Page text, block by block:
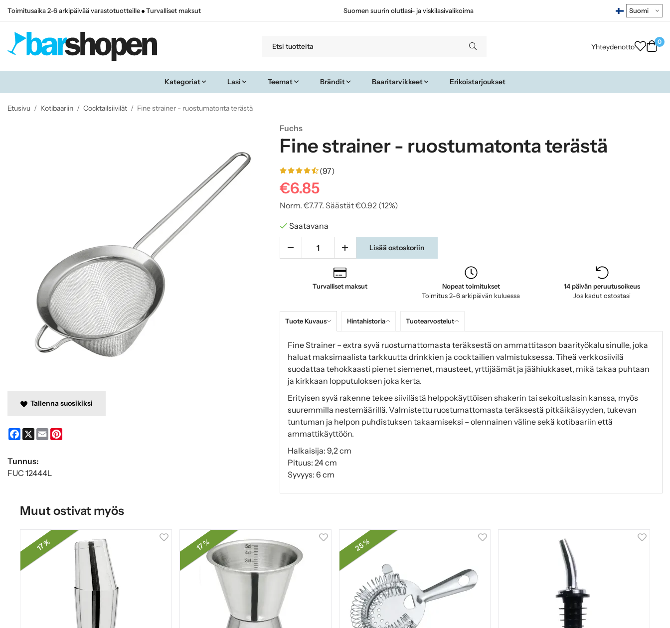
Toimitusaika 2-6 arkipäivää varastotuotteille Turvalliset maksut Suomen suurin olutlasi- ja viskilasivalikoima
Yhteydenotto
0
Kategoriat Lasi Teemat Brändit Baaritarvikkeet Erikoistarjoukset
Etusivu / Kotibaariin / Cocktailsiivilät / Fine strainer - ruostumatonta terästä
Fuchs
Fine strainer - ruostumatonta terästä
(97)
€6.85
Norm. €7.77. Säästät€0.92 (12%)
Saatavana
Lisää ostoskoriin
Turvalliset maksut
Nopeat toimitukset
Toimitus 2–6 arkipäivän kuluessa
14 päivän peruutusoikeus
Jos kadut ostostasi
Tuote Kuvaus Hintahistoria Tuotearvostelut
Fine Strainer – extra syvä ruostumattomasta teräksestä on ammattitason baarityökalu sinulle, joka
haluat maksimaalista tarkkuutta drinkkien ja cocktailien valmistuksessa. Tiheä verkkosiivilä
suodattaa tehokkaasti pienet siemenet, mausteet, yrttijäämät ja jäähiukkaset, mikä takaa puhtaan
ja kirkkaan lopputuloksen joka kerta.
Erityisen syvä rakenne tekee siivilästä helppokäyttöisen shakerin tai sekoituslasin kanssa, myös
suuremmilla nestemäärillä. Valmistettu ruostumattomasta teräksestä pitkäikäisyyden, tukevan
tuntuman ja helpon puhdistuksen takaamiseksi – olennainen väline sekä kotibaariin että
ammattikäyttöön.
Halkaisija: 9,2 cm
Pituus: 24 cm
Syvyys: 6 cm
Tallenna suosikiksi
Facebook
X Email
Tunnus:
FUC 12444L
Muut ostivat myös
17 % 17 % 25 %